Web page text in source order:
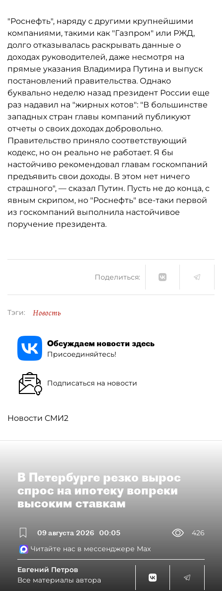
"Роснефть", наряду с другими крупнейшими
компаниями, такими как "Газпром" или РЖД,
долго отказывалась раскрывать данные о
доходах руководителей, даже несмотря на
прямые указания Владимира Путина и выпуск
постановлений правительства. Однако
буквально неделю назад президент России еще
раз надавил на "жирных котов": "В большинстве
западных стран главы компаний публикуют
отчеты о своих доходах добровольно.
Правительство приняло соответствующий
кодекс, но он реально не работает. Я бы
настойчиво рекомендовал главам госкомпаний
предъявить свои доходы. В этом нет ничего
страшного", — сказал Путин. Пусть не до конца, с
явным скрипом, но "Роснефть" все-таки первой
из госкомпаний выполнила настойчивое
поручение президента.
Поделиться:
Тэги: Новость
Обсуждаем новости здесь
Присоединяйтесь!
Подписаться на новости
Новости СМИ2
В Петербурге резко вырос
спрос на ипотеку вопреки
высоким ставкам
09 августа 2026 00:05
426
Читайте нас в мессенджере Max
Евгений Петров
Все материалы автора